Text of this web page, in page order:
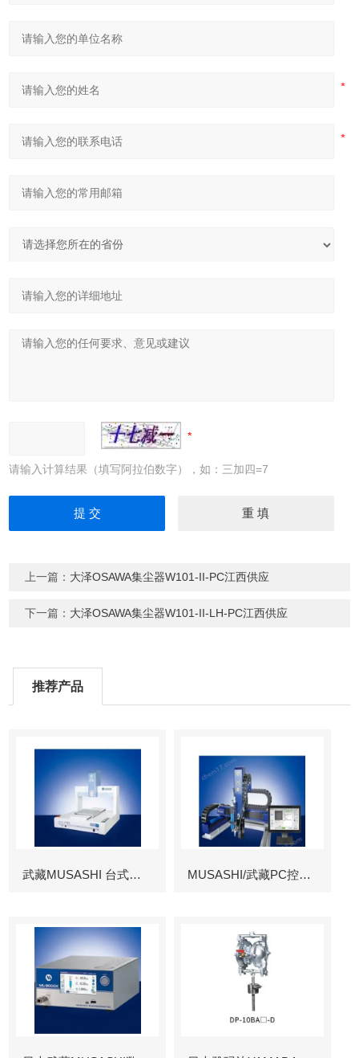
请输入计算结果（填写阿拉伯数字），如：三加四=7
上一篇： 大泽OSAWA集尘器W101-II-PC江西供应
下一篇： 大泽OSAWA集尘器W101-II-LH-PC江西供应
推荐产品
武藏MUSASHI 台式涂布机械臂 MUSASHI/武藏PC控制图像识别机械臂